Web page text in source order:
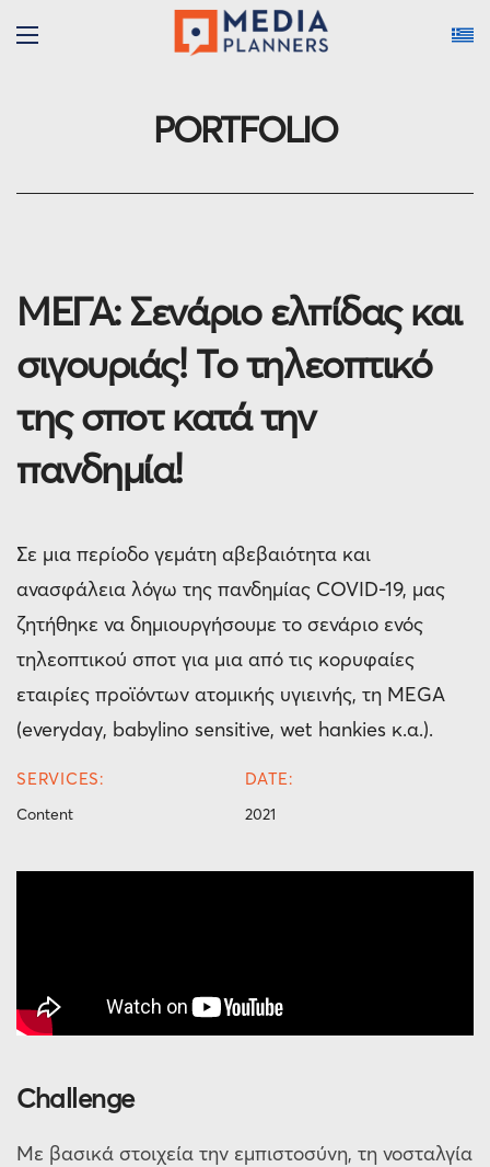
PORTFOLIO
ΜΕΓΑ: Σενάριο ελπίδας και
σιγουριάς! Το τηλεοπτικό
της σποτ κατά την
πανδημία!
Σε μια περίοδο γεμάτη αβεβαιότητα και
ανασφάλεια λόγω της πανδημίας COVID-19, μας
ζητήθηκε να δημιουργήσουμε το σενάριο ενός
τηλεοπτικού σποτ για μια από τις κορυφαίες
εταιρίες προϊόντων ατομικής υγιεινής, τη MEGA
(everyday, babylino sensitive, wet hankies κ.α.).
SERVICES:
Content
DATE:
2021
Challenge
Με βασικά στοιχεία την εμπιστοσύνη, τη νοσταλγία